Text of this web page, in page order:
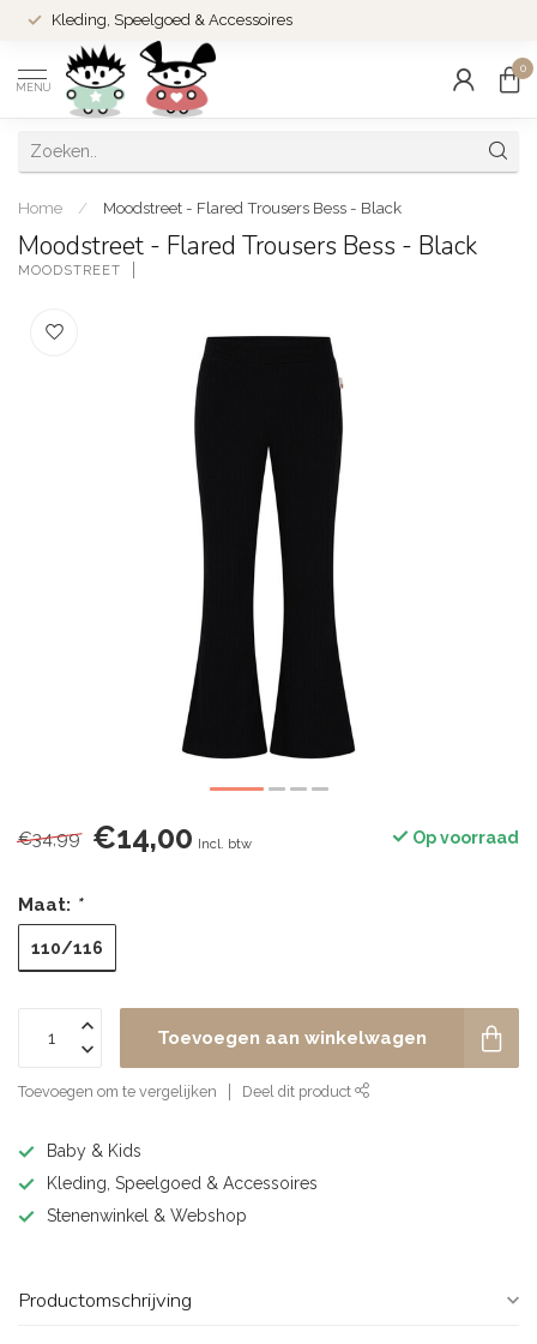
Kleding, Speelgoed & Accessoires
MENU
0
Home / Moodstreet - Flared Trousers Bess - Black
Moodstreet - Flared Trousers Bess - Black
MOODSTREET
€34,99 €14,00 Incl. btw Op voorraad
Maat: *
110/116
Toevoegen aan winkelwagen
Toevoegen om te vergelijken Deel dit product
Baby & Kids
Kleding, Speelgoed & Accessoires
Stenenwinkel & Webshop
Productomschrijving